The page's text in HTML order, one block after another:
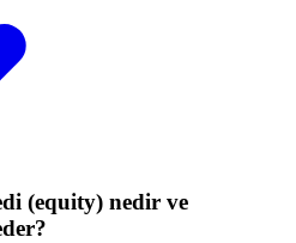
(equity) nedir ve